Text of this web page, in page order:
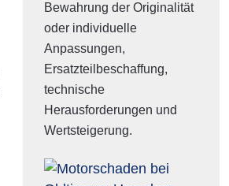
Bewahrung der Originalität
oder individuelle
Anpassungen,
Ersatzteilbeschaffung,
technische
Herausforderungen und
Wertsteigerung.